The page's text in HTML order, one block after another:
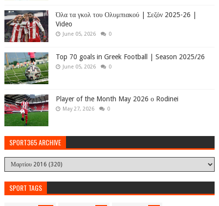
Όλα τα γκολ του Ολυμπιακού | Σεζόν 2025-26 |
Video
June 05, 2026 0
Top 70 goals in Greek Football | Season 2025/26
June 05, 2026 0
Player of the Month May 2026 ο Rodinei
May 27, 2026 0
SPORT365 ARCHIVE
SPORT TAGS